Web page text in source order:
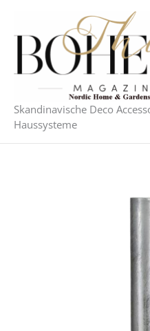
springen
Skandinavische Deco
Haussysteme